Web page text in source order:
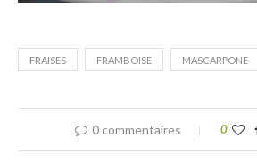
FRAISES FRAMBOISE MASCARPONE
0 commentaires 0